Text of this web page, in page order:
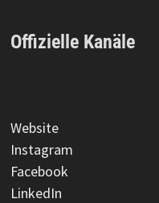
Offizielle Kanäle
Website
Instagram
Facebook
LinkedIn